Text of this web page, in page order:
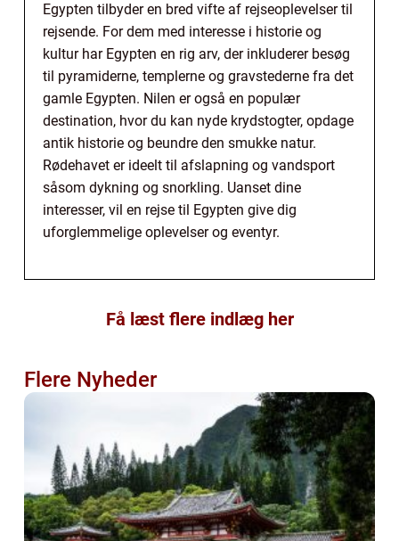
Egypten tilbyder en bred vifte af rejseoplevelser til
rejsende. For dem med interesse i historie og
kultur har Egypten en rig arv, der inkluderer besøg
til pyramiderne, templerne og gravstederne fra det
gamle Egypten. Nilen er også en populær
destination, hvor du kan nyde krydstogter, opdage
antik historie og beundre den smukke natur.
Rødehavet er ideelt til afslapning og vandsport
såsom dykning og snorkling. Uanset dine
interesser, vil en rejse til Egypten give dig
uforglemmelige oplevelser og eventyr.
Få læst flere indlæg her
Flere Nyheder